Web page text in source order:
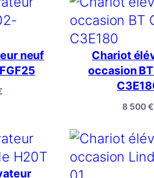
neuf
Chariot
occasion
8 500€